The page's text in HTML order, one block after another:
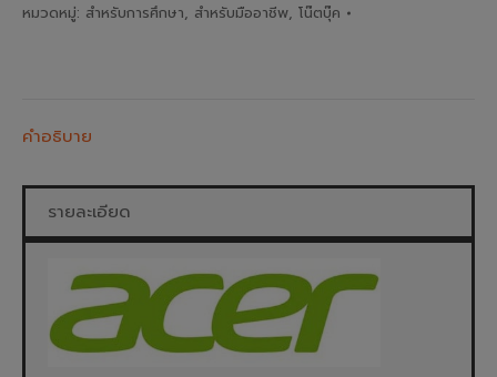
หมวดหมู่: สำหรับการศึกษา, สำหรับมืออาชีพ, โน๊ตบุ๊ค
คำอธิบาย
รายละเอียด